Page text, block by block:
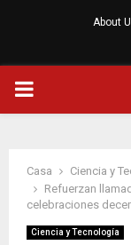
About
MENÚ
Casa
Ciencia y
Refuerzan
celebraciones
Ciencia y Tecnología